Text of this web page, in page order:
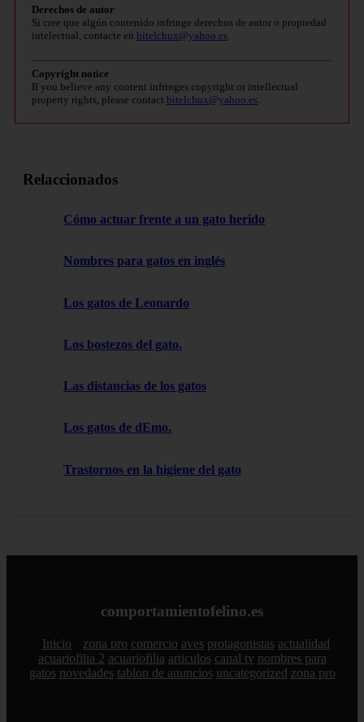
Derechos de autor
Si cree que algún contenido infringe derechos de autor o propiedad
intelectual, contacte en bitelchux@yahoo.es
Copyright notice
If you believe any content infringes copyright or intellectual
property rights, please contact bitelchux@yahoo.es
Relaccionados
Cómo actuar frente a un gato herido
Nombres para gatos en inglés
Los gatos de Leonardo
Los bostezos del gato.
Las distancias de los gatos
Los gatos de dEmo.
Trastornos en la higiene del gato
comportamientofelino.es
Inicio zona pro comercio aves protagonistas actualidad
acuariofilia 2 acuariofilia articulos canal tv nombres para
gatos novedades tablon de anuncios uncategorized zona pro